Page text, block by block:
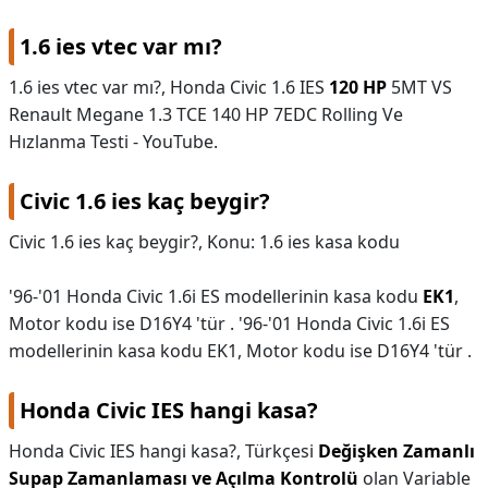
1.6 ies vtec var mı?
1.6 ies vtec var mı?, Honda Civic 1.6 IES 120 HP 5MT VS
Renault Megane 1.3 TCE 140 HP 7EDC Rolling Ve
Hızlanma Testi - YouTube.
Civic 1.6 ies kaç beygir?
Civic 1.6 ies kaç beygir?, Konu: 1.6 ies kasa kodu
'96-'01 Honda Civic 1.6i ES modellerinin kasa kodu EK1,
Motor kodu ise D16Y4 'tür . '96-'01 Honda Civic 1.6i ES
modellerinin kasa kodu EK1, Motor kodu ise D16Y4 'tür .
Honda Civic IES hangi kasa?
Honda Civic IES hangi kasa?, Türkçesi Değişken Zamanlı
Supap Zamanlaması ve Açılma Kontrolü olan Variable